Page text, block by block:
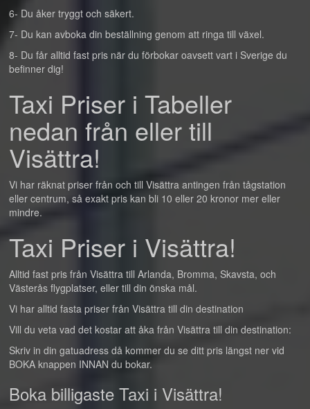
6- Du åker tryggt och säkert.
7- Du kan avboka din beställning genom att ringa till växel.
8- Du får alltid fast pris när du förbokar oavsett vart i Sverige du
befinner dig!
Taxi Priser i Tabeller
nedan från eller till
Visättra!
Vi har räknat priser från och till Visättra antingen från tågstation
eller centrum, så exakt pris kan bli 10 eller 20 kronor mer eller
mindre.
Taxi Priser i Visättra!
Alltid fast pris från Visättra till Arlanda, Bromma, Skavsta, och
Västerås flygplatser, eller till din önska mål.
Vi har alltid fasta priser från Visättra till din destination
Vill du veta vad det kostar att åka från Visättra till din destination:
Skriv in din gatuadress då kommer du se ditt pris längst ner vid
BOKA knappen INNAN du bokar.
Boka billigaste Taxi i Visättra!